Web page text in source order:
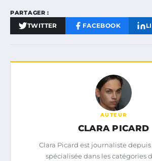
PARTAGER :
TWITTER FACEBOOK
AUTEUR
CLARA PICARD
Clara Picard est journaliste depuis
spécialisée dans les catégories